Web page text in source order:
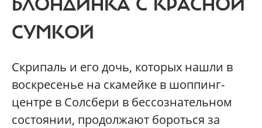
СУМКОЙ
Скрипаль и его дочь, которых нашли в
воскресенье на скамейке в шоппинг-
центре в Солсбери в бессознательном
состоянии, продолжают бороться за